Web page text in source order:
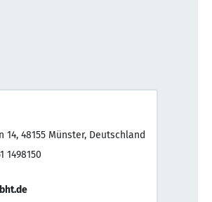
48155 Münster, Deutschland
1498150